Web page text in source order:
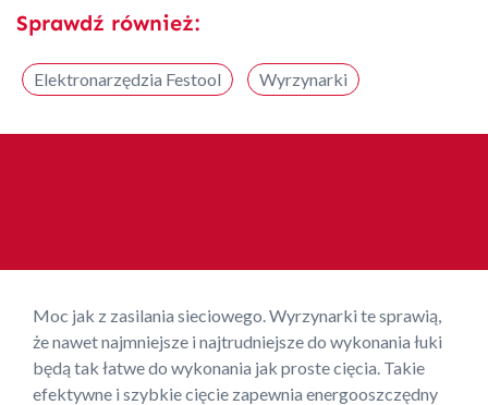
Sprawdź również:
Elektronarzędzia Festool Wyrzynarki
Moc jak z zasilania sieciowego. Wyrzynarki te sprawią,
że nawet najmniejsze i najtrudniejsze do wykonania łuki
będą tak łatwe do wykonania jak proste cięcia. Takie
efektywne i szybkie cięcie zapewnia energooszczędny